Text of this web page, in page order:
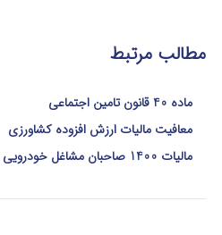
مطالب مرتبط
ماده 40 قانون تامین اجتماعی
معافیت مالیات ارزش افزوده کشاورزی
مالیات 1400 صاحبان مشاغل خودرویی